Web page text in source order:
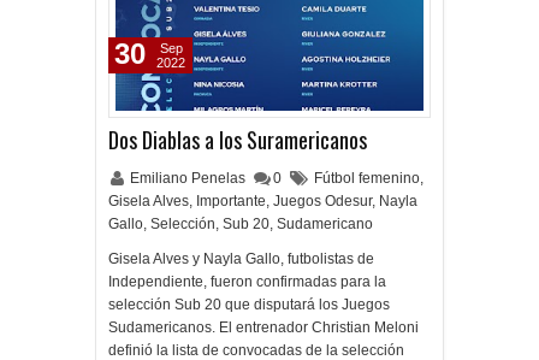
Dos Diablas a los Suramericanos
Emiliano Penelas 0 Fútbol femenino,
Gisela Alves, Importante, Juegos Odesur, Nayla
Gallo, Selección, Sub 20, Sudamericano
Gisela Alves y Nayla Gallo, futbolistas de
Independiente, fueron confirmadas para la
selección Sub 20 que disputará los Juegos
Sudamericanos. El entrenador Christian Meloni
definió la lista de convocadas de la selección
30
Sep
2022